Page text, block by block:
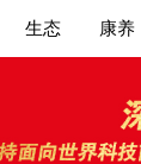
生态 康养